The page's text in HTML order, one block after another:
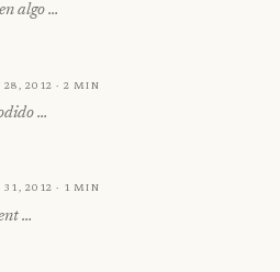
algo …
28, 2012 · 2 min
…
2012 · 1 min
…